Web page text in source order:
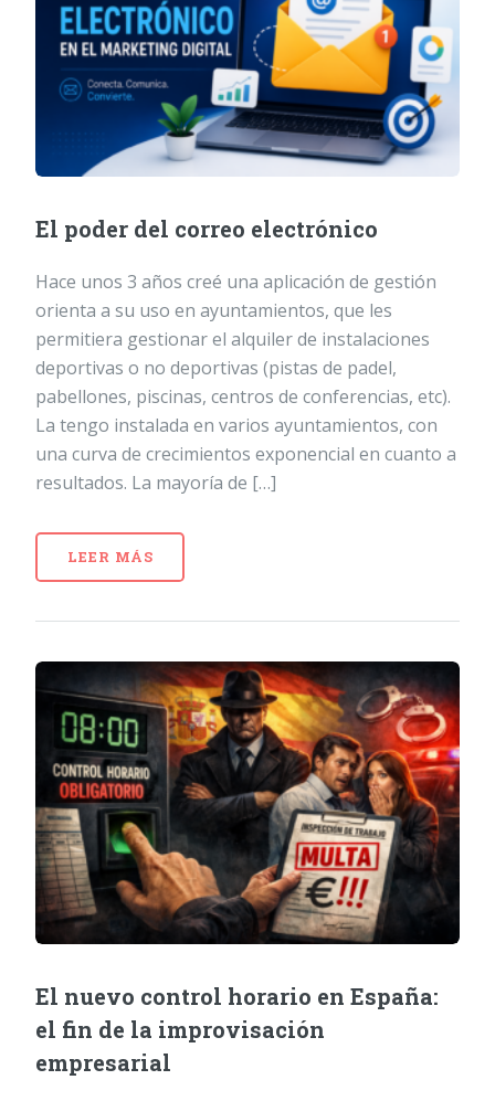
El poder del correo electrónico
Hace unos 3 años creé una aplicación de gestión
orienta a su uso en ayuntamientos, que les
permitiera gestionar el alquiler de instalaciones
deportivas o no deportivas (pistas de padel,
pabellones, piscinas, centros de conferencias, etc).
La tengo instalada en varios ayuntamientos, con
una curva de crecimientos exponencial en cuanto a
resultados. La mayoría de […]
LEER MÁS
El nuevo control horario en España:
el fin de la improvisación
empresarial